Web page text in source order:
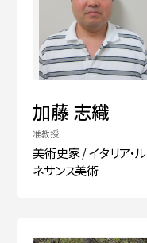
加藤 志織
准教授
美術史家 / イタリア・ル
ネサンス美術